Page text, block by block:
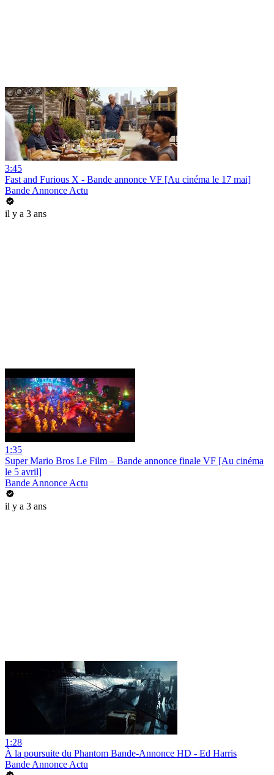
3:45
Fast and Furious X - Bande annonce VF [Au cinéma le 17 mai]
Bande Annonce Actu
il y a 3 ans
1:35
Super Mario Bros Le Film – Bande annonce finale VF [Au cinéma
le 5 avril]
Bande Annonce Actu
il y a 3 ans
1:28
À la poursuite du Phantom Bande-Annonce HD - Ed Harris
Bande Annonce Actu